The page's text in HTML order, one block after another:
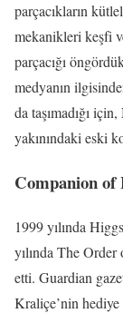
parçacıkların
mekanikleri keşfi
parçacığı
medyanın
da taşımadığı
yakınındaki eski
Companion of
1999 yılında
yılında The
etti. Guardian
Kraliçe’nin